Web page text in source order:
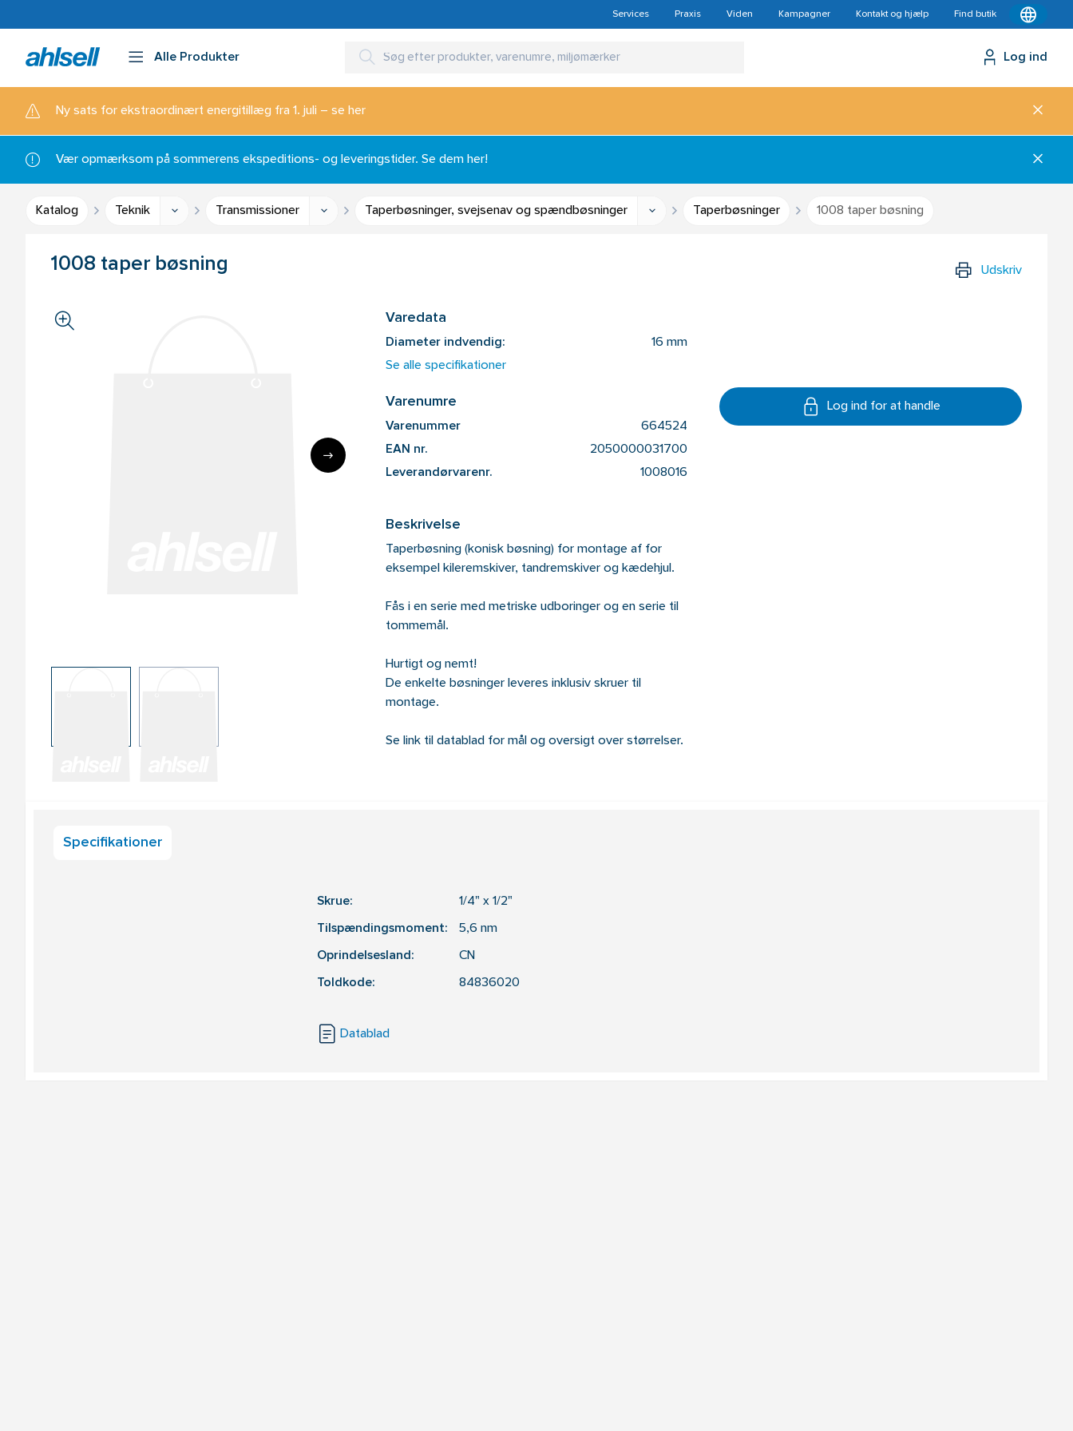
Services Praxis Viden Kampagner Kontakt og hjælp Find butik
Alle Produkter Log ind
Ny sats for ekstraordinært energitillæg fra 1. juli – se her
Vær opmærksom på sommerens ekspeditions- og leveringstider. Se dem her!
Katalog Teknik Transmissioner Taperbøsninger, svejsenav og spændbøsninger Taperbøsninger 1008 taper bøsning
1008 taper bøsning Udskriv
Varedata
Diameter indvendig: 16 mm
Se alle specifikationer
Varenumre
Varenummer 664524
EAN nr. 2050000031700
Leverandørvarenr. 1008016
Beskrivelse
Taperbøsning (konisk bøsning) for montage af for
eksempel kileremskiver, tandremskiver og kædehjul.
Fås i en serie med metriske udboringer og en serie til
tommemål.
Hurtigt og nemt!
De enkelte bøsninger leveres inklusiv skruer til
montage.
Se link til datablad for mål og oversigt over størrelser.
Log ind for at handle
Specifikationer
Skrue: 1/4" x 1/2"
Tilspændingsmoment: 5,6 nm
Oprindelsesland: CN
Toldkode: 84836020
Datablad